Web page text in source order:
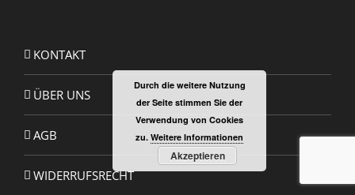
KONTAKT
ÜBER UNS
AGB
WIDERRUFSRECHT
Durch die weitere Nutzung
der Seite stimmen Sie der
Verwendung von Cookies
zu. Weitere Informationen
Akzeptieren